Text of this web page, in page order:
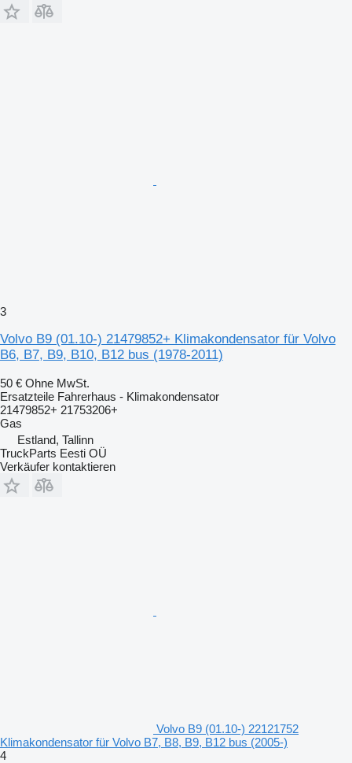
3
Volvo B9 (01.10-) 21479852+ Klimakondensator für Volvo
B6, B7, B9, B10, B12 bus (1978-2011)
50 € Ohne MwSt.
Ersatzteile Fahrerhaus - Klimakondensator
21479852+ 21753206+
Gas
Estland, Tallinn
TruckParts Eesti OÜ
Verkäufer kontaktieren
Volvo B9 (01.10-) 22121752
Klimakondensator für Volvo B7, B8, B9, B12 bus (2005-)
4